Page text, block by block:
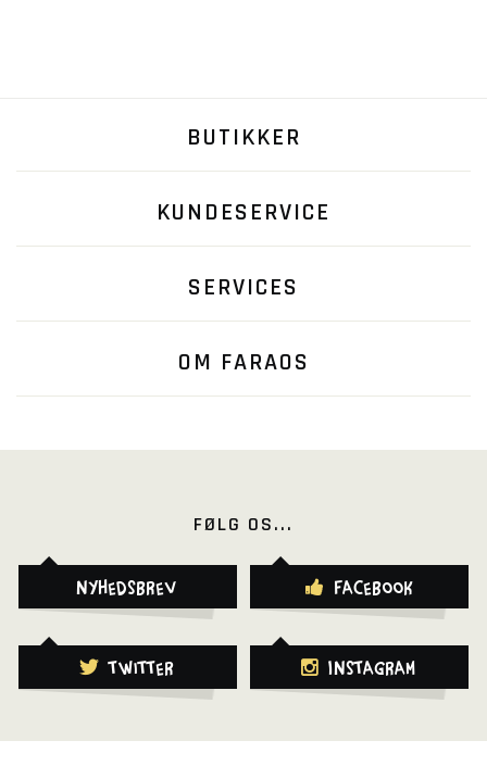
BUTIKKER
KUNDESERVICE
SERVICES
OM FARAOS
FØLG OS...
Nyhedsbrev Facebook
Twitter Instagram